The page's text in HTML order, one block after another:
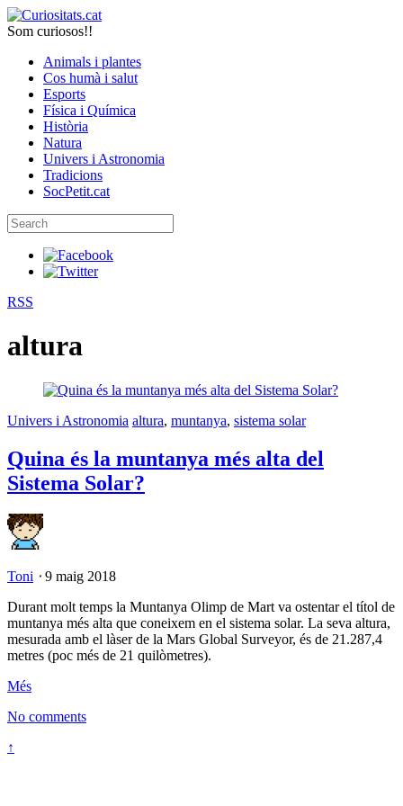
Som curiosos!!
Animals i plantes
Cos humà i salut
Esports
Física i Química
Història
Natura
Univers i Astronomia
Tradicions
SocPetit.cat
RSS
altura
Univers i Astronomia altura, muntanya, sistema solar
Quina és la muntanya més alta del
Sistema Solar?
Toni ⋅ 9 maig 2018
Durant molt temps la Muntanya Olimp de Mart va ostentar el títol de
muntanya més alta que coneixem en el sistema solar. La seva altura,
mesurada amb el làser de la Mars Global Surveyor, és de 21.287,4
metres (poc més de 21 quilòmetres).
Més
No comments
↑